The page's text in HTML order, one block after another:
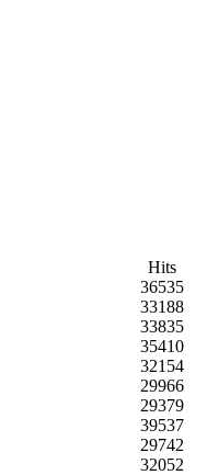
Hits
36535
33188
33835
35410
32154
29966
29379
39537
29742
32052